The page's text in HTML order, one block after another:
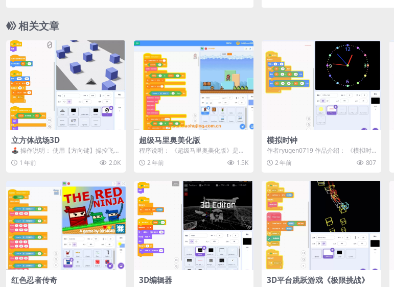
相关文章
立方体战场3D
🕹️ 操作说明：​​ 使用【方向键】操控飞船
闪避立方体 预览
1 年前 2.0K
超级马里奥美化版
程序说明： 《超级马里奥美化版》是一
个基于Scratch平台制作的经典游戏重构
项...2 年前 1.5K
模拟时钟
作者ryugen0719 作品介绍： 《模拟时
钟》是一款模拟现实时钟运作的程序，...
2 年前 807
红色忍者传奇 3D编辑器 3D平台跳跃游戏《极限挑战》